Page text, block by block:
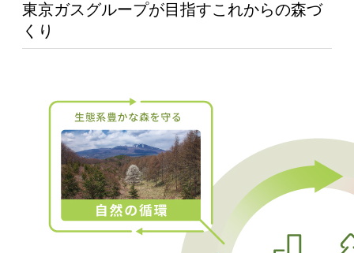
東京ガスグループが目指すこれからの森づ
くり